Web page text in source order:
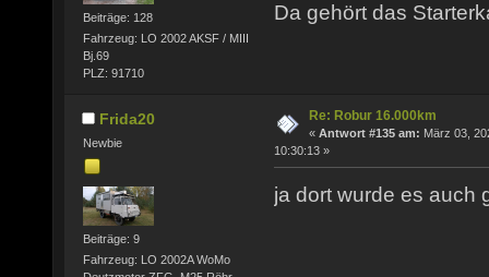
Beiträge: 128
Fahrzeug: LO 2002 AKSF / MIII
Bj.69
PLZ: 91710
Da gehört das
Frida20
Newbie
Beiträge: 9
Fahrzeug: LO 2002A WoMo
Re: Robur 16.000km
« Antwort #135 am: März 03,
10:30:13 »
ja dort wurde es auch